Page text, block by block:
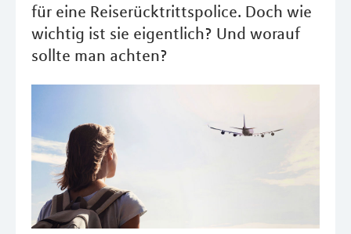
für eine Reiserücktrittspolice. Doch wie
wichtig ist sie eigentlich? Und worauf
sollte man achten?